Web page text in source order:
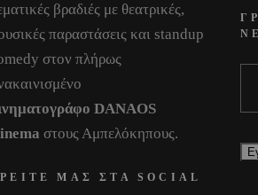
βραδιές με θεατρικές,
παραστάσεις και standup
στον πλήρως
DANAOS
στους Αμπελόκηπους.
ΜΑΣ ΣΤΑ SOCIAL